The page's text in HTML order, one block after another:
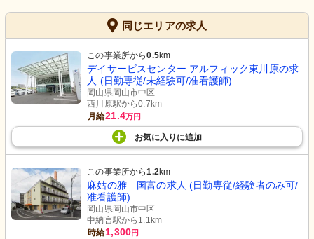
同じエリアの求人
この事業所から0.5km
デイサービスセンター アルフィック東川原の求
人 (日勤専従/未経験可/准看護師)
岡山県岡山市中区
西川原駅から0.7km
月給21.4万円
お気に入り に追加
この事業所から1.2km
麻姑の雅 国富の求人 (日勤専従/経験者のみ可/
准看護師)
岡山県岡山市中区
中納言駅から1.1km
時給1,300円